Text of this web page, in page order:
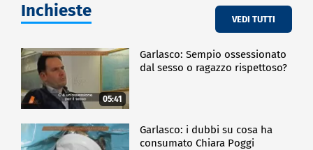
Inchieste VEDI TUTTI
05:41
Garlasco: Sempio ossessionato
dal sesso o ragazzo rispettoso?
Garlasco: i dubbi su cosa ha
consumato Chiara Poggi